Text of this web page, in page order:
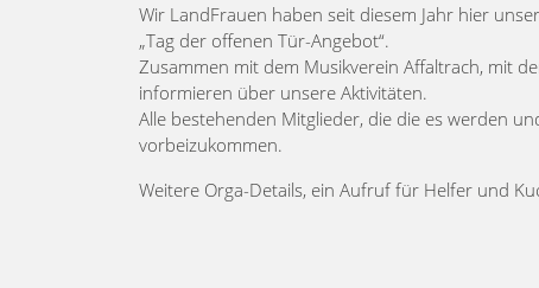
Wir LandFrauen haben seit diesem Jahr hier
„Tag der offenen Tür-Angebot“.
Zusammen mit dem Musikverein Affaltrach, mit
informieren über unsere Aktivitäten.
Alle bestehenden Mitglieder, die die es werden
vorbeizukommen.
Weitere Orga-Details, ein Aufruf für Helfer und